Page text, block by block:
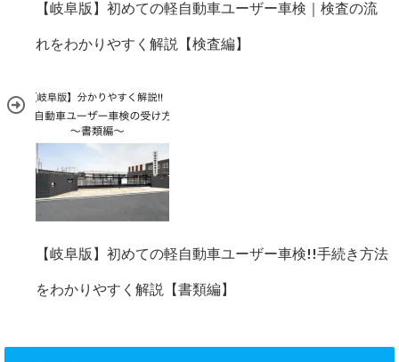
【岐阜版】初めての軽自動車ユーザー車検｜検査の流
れをわかりやすく解説【検査編】
【岐阜版】初めての軽自動車ユーザー車検!!手続き方法
をわかりやすく解説【書類編】